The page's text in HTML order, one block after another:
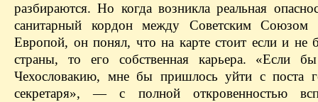
разбираются. Но когда возникла реальная
санитарный кордон между Советским Союзом
Европой, он понял, что на карте стоит если и не
страны, то его собственная карьера. «Если
Чехословакию, мне бы пришлось уйти с поста
секретаря», — с полной откровенностью